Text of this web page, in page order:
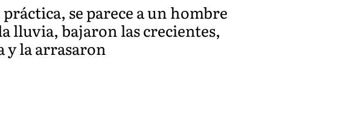
se parece a un hombre
lluvia, bajaron las crecientes,
y la arrasaron